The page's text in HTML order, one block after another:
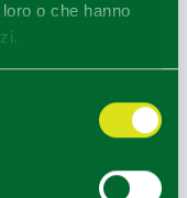
o che hanno
and Blue Mountain